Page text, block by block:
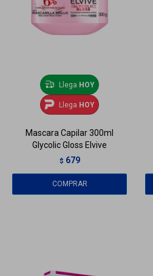
Llega HOY
Llega HOY
Mascara Capilar 300ml
Glycolic Gloss Elvive
$ 679